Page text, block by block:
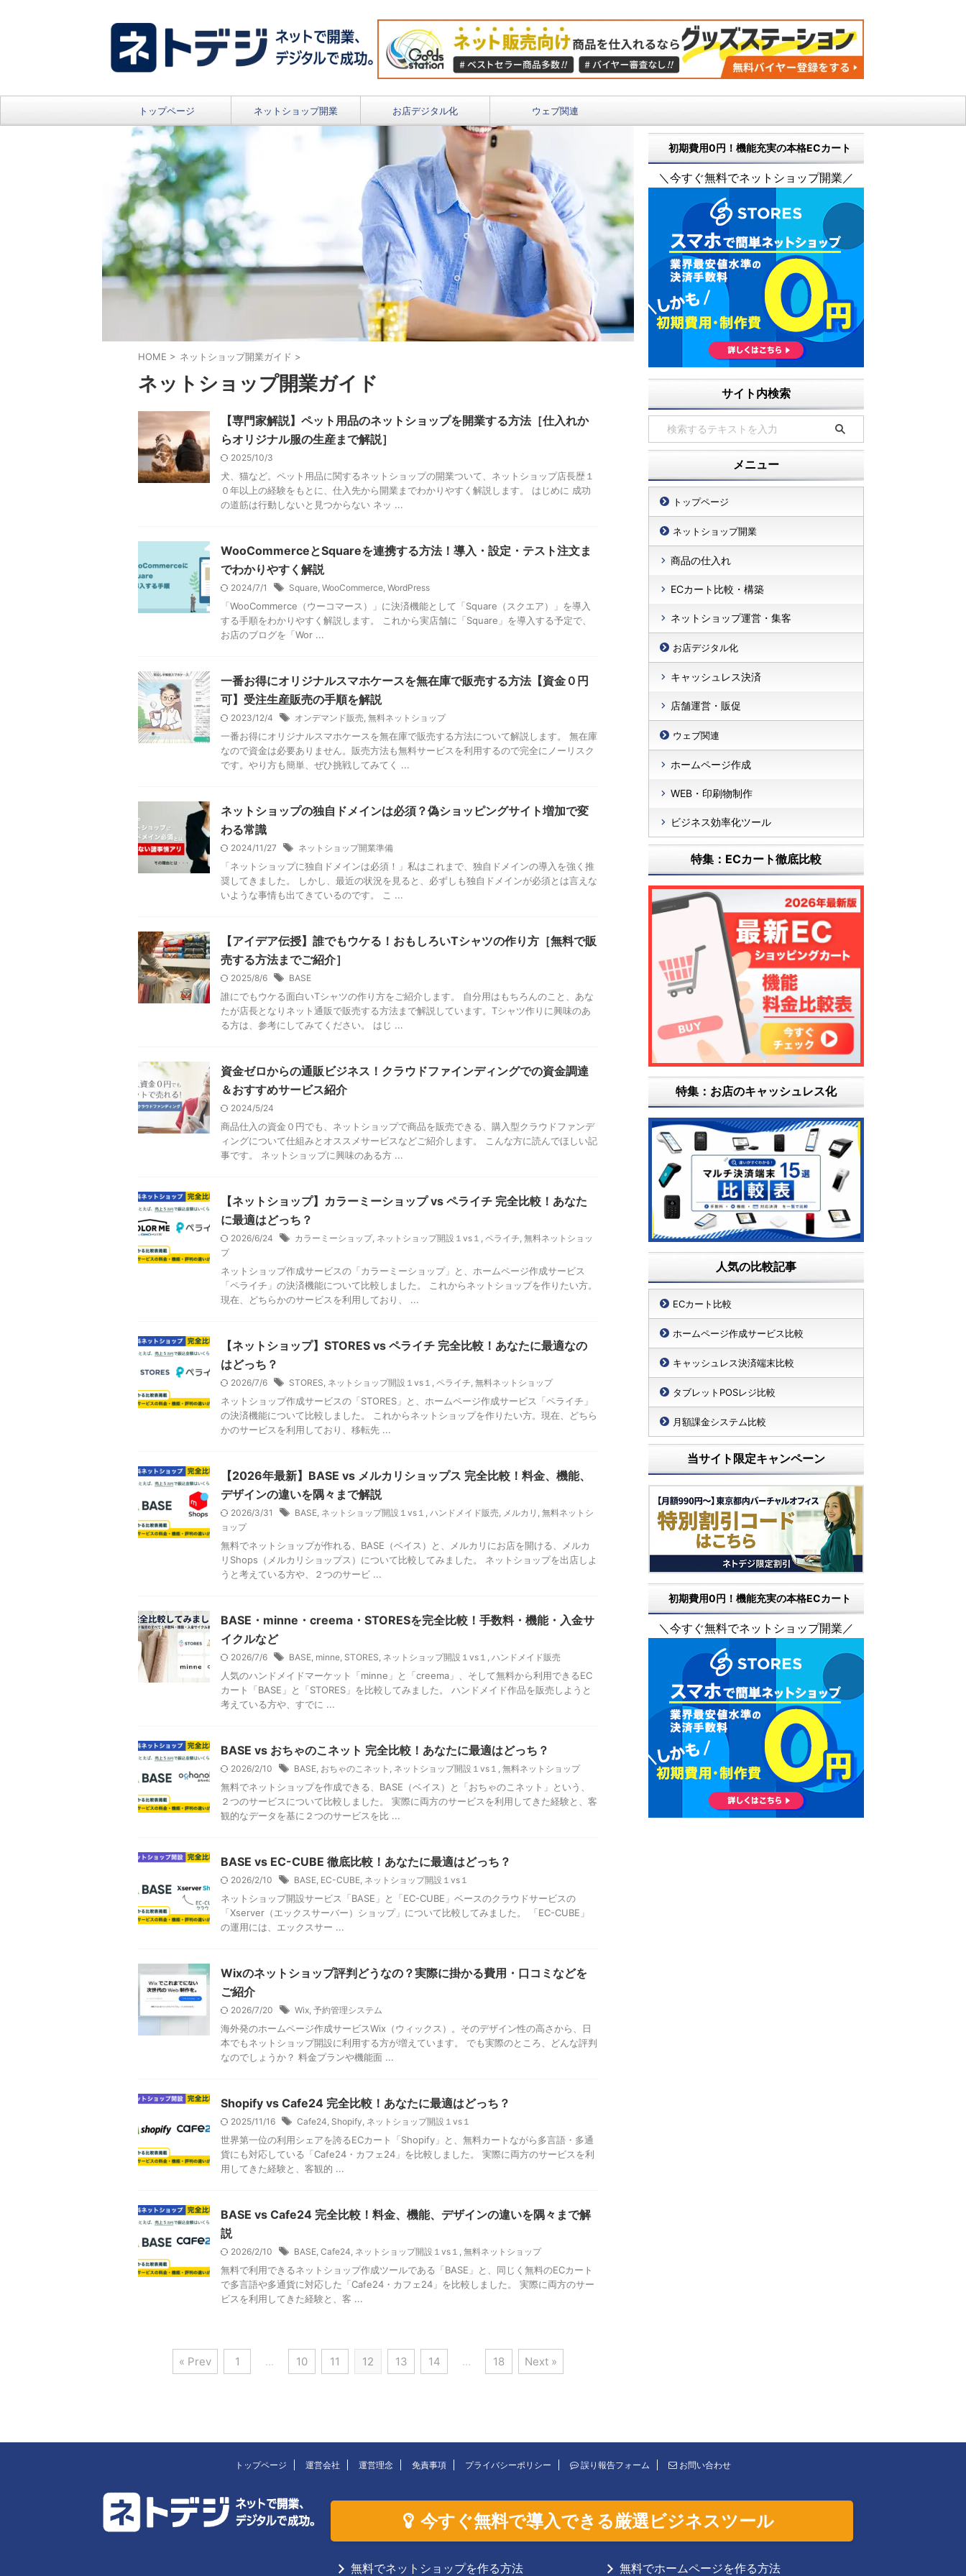
トップページ ネットショップ開業 お店デジタル化 ウェブ関連
HOME > ネットショップ開業ガイド >
ネットショップ開業ガイド
【専門家解説】ペット用品のネットショップを開業する方法［仕入れか
らオリジナル服の生産まで解説］
2025/10/3
犬、猫など。ペット用品に関するネットショップの開業ついて、ネットショップ店長歴１
０年以上の経験をもとに、仕入先から開業までわかりやすく解説します。 はじめに 成功
の道筋は行動しないと見つからない ネッ ...
WooCommerceとSquareを連携する方法！導入・設定・テスト注文ま
でわかりやすく解説
2024/7/1 Square, WooCommerce, WordPress
「WooCommerce（ウーコマース）」に決済機能として「Square（スクエア）」を導入
する手順をわかりやすく解説します。 これから実店舗に「Square」を導入する予定で、
お店のブログを「Wor ...
一番お得にオリジナルスマホケースを無在庫で販売する方法【資金０円
可】受注生産販売の手順を解説
2023/12/4 オンデマンド販売, 無料ネットショップ
一番お得にオリジナルスマホケースを無在庫で販売する方法について解説します。 無在庫
なので資金は必要ありません。販売方法も無料サービスを利用するので完全にノーリスク
です。やり方も簡単、ぜひ挑戦してみてく ...
ネットショップの独自ドメインは必須？偽ショッピングサイト増加で変
わる常識
2024/11/27 ネットショップ開業準備
「ネットショップに独自ドメインは必須！」私はこれまで、独自ドメインの導入を強く推
奨してきました。 しかし、最近の状況を見ると、必ずしも独自ドメインが必須とは言えな
いような事情も出てきているのです。 こ ...
【アイデア伝授】誰でもウケる！おもしろいTシャツの作り方［無料で販
売する方法までご紹介］
2025/8/6 BASE
誰にでもウケる面白いTシャツの作り方をご紹介します。 自分用はもちろんのこと、あな
たが店長となりネット通販で販売する方法まで解説しています。Tシャツ作りに興味のあ
る方は、参考にしてみてください。 はじ ...
資金ゼロからの通販ビジネス！クラウドファインディングでの資金調達
＆おすすめサービス紹介
2024/5/24
商品仕入の資金０円でも、ネットショップで商品を販売できる、購入型クラウドファンデ
ィングについて仕組みとオススメサービスなどご紹介します。 こんな方に読んでほしい記
事です。 ネットショップに興味のある方 ...
【ネットショップ】カラーミーショップ vs ペライチ 完全比較！あなた
に最適はどっち？
2026/6/24 カラーミーショップ, ネットショップ開設１vs１ , ペライチ, 無料ネットショッ
プ
ネットショップ作成サービスの「カラーミーショップ」と、ホームページ作成サービス
「ペライチ」の決済機能について比較しました。 これからネットショップを作りたい方。
現在、どちらかのサービスを利用しており、 ...
【ネットショップ】STORES vs ペライチ 完全比較！あなたに最適なの
はどっち？
2026/7/6 STORES, ネットショップ開設１vs１ , ペライチ, 無料ネットショップ
ネットショップ作成サービスの「STORES」と、ホームページ作成サービス「ペライチ」
の決済機能について比較しました。 これからネットショップを作りたい方。現在、どちら
かのサービスを利用しており、移転先 ...
【2026年最新】BASE vs メルカリショップス 完全比較！料金、機能、
デザインの違いを隅々まで解説
2026/3/31 BASE, ネットショップ開設１vs１ , ハンドメイド販売, メルカリ , 無料ネットシ
ョップ
無料でネットショップが作れる、BASE（ベイス）と、メルカリにお店を開ける、メルカ
リShops（メルカリショップス）について比較してみました。 ネットショップを出店しよ
うと考えている方や、２つのサービ ...
BASE・minne・creema・STORESを完全比較！手数料・機能・入金サ
イクルなど
2026/7/6 BASE, minne, STORES, ネットショップ開設１vs１ , ハンドメイド販売
人気のハンドメイドマーケット「minne」と「creema」、そして無料から利用できるEC
カート「BASE」と「STORES」を比較してみました。 ハンドメイド作品を販売しようと
考えている方や、すでに ...
BASE vs おちゃのこネット 完全比較！あなたに最適はどっち？
2026/2/10 BASE, おちゃのこネット , ネットショップ開設１vs１ , 無料ネットショップ
無料でネットショップを作成できる、BASE（ベイス）と「おちゃのこネット」という、
２つのサービスについて比較しました。 実際に両方のサービスを利用してきた経験と、客
観的なデータを基に２つのサービスを比 ...
BASE vs EC-CUBE 徹底比較！あなたに最適はどっち？
2026/2/10 BASE, EC-CUBE, ネットショップ開設１vs１
ネットショップ開設サービス「BASE」と「EC-CUBE」ベースのクラウドサービスの
「Xserver（エックスサーバー）ショップ」について比較してみました。 「EC-CUBE」
の運用には、エックスサー ...
Wixのネットショップ評判どうなの？実際に掛かる費用・口コミなどを
ご紹介
2026/7/20 Wix, 予約管理システム
海外発のホームページ作成サービスWix（ウィックス）。そのデザイン性の高さから、日
本でもネットショップ開設に利用する方が増えています。 でも実際のところ、どんな評判
なのでしょうか？ 料金プランや機能面 ...
Shopify vs Cafe24 完全比較！あなたに最適はどっち？
2025/11/16 Cafe24, Shopify, ネットショップ開設１vs１
世界第一位の利用シェアを誇るECカート「Shopify」と、無料カートながら多言語・多通
貨にも対応している「Cafe24・カフェ24」を比較しました。 実際に両方のサービスを利
用してきた経験と、客観的 ...
BASE vs Cafe24 完全比較！料金、機能、デザインの違いを隅々まで解
説
2026/2/10 BASE, Cafe24, ネットショップ開設１vs１ , 無料ネットショップ
無料で利用できるネットショップ作成ツールである「BASE」と、同じく無料のECカート
で多言語や多通貨に対応した「Cafe24・カフェ24」を比較しました。 実際に両方のサー
ビスを利用してきた経験と、客 ...
« Prev 1 … 10 11 12 13 14 … 18 Next »
初期費用0円！機能充実の本格ECカート
＼今すぐ無料でネットショップ開業／
サイト内検索
メニュー
トップページ
ネットショップ開業
商品の仕入れ
ECカート比較・構築
ネットショップ運営・集客
お店デジタル化
キャッシュレス決済
店舗運営・販促
ウェブ関連
ホームページ作成
WEB・印刷物制作
ビジネス効率化ツール
特集：ECカート徹底比較
特集：お店のキャッシュレス化
人気の比較記事
ECカート比較
ホームページ作成サービス比較
キャッシュレス決済端末比較
タブレットPOSレジ比較
月額課金システム比較
当サイト限定キャンペーン
初期費用0円！機能充実の本格ECカート
＼今すぐ無料でネットショップ開業／
トップページ 運営会社 運営理念 免責事項 プライバシーポリシー 誤り報告フォーム お問い合わせ
今すぐ無料で導入できる厳選ビジネスツール
無料でネットショップを作る方法 無料でホームページを作る方法